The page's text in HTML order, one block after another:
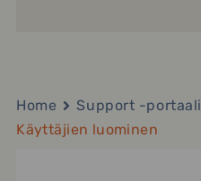
Home Support -portaali
Käyttäjien luominen